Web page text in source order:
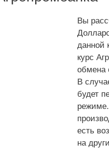
Вы
данной
курс
обмена
В
будет
есть
на